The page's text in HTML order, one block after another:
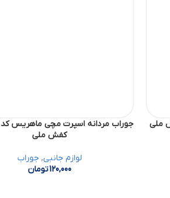
کفش ملی
لوازم جانبی,جوراب
120,000تومان